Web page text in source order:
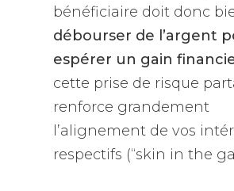
bénéficiaire doit donc
débourser de l’argent
espérer un gain
cette prise de risque
renforce grandement
l’alignement de vos
respectifs (“skin in the